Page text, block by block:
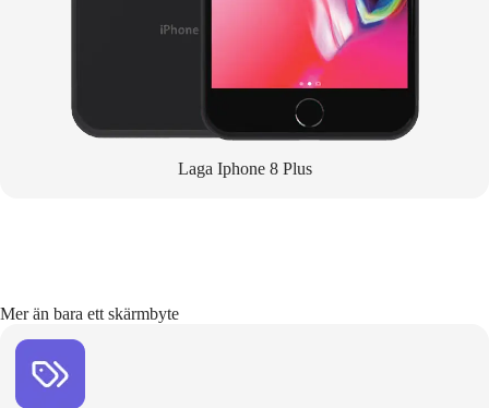
Laga Iphone 8 Plus
Mer än bara ett skärmbyte